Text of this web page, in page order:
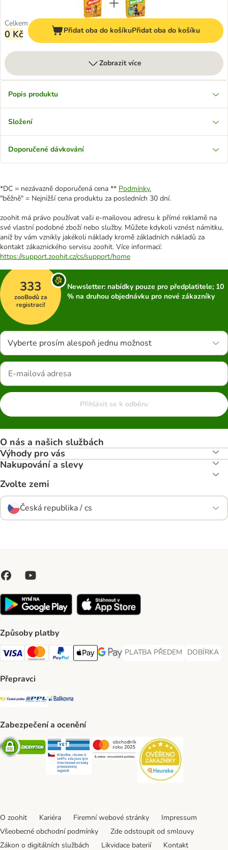
Celkem
0 Kč Přidat oba do košíkuPřidat oba do košíku
Zobrazit více
Popis produktu
Složení
Doporučené dávkování
*DC = nezávazně doporučená cena ** Podmínky.
"běžně" = Nejnižší cena produktu za posledních 30 dní.
zoohit má právo používat vaši e-mailovou adresu k přímé reklamě na
své vlastní podobné zboží nebo služby. Můžete kdykoli vznést námitku,
aniž by vám vznikly jakékoli náklady kromě základních nákladů za
kontakt zákaznického servisu zoohit. Více informací:
https://support.zoohit.cz/cs/support/home
333
zooBodů za
registraci!
Newsletter: nabídky pouze pro předplatitele; 10
% na druhou objednávku pro nové zákazníky
Vyberte prosím alespoň jednu možnost
Přihlásit se k odběru
O nás a našich službách
Výhody pro vás
Nakupování a slevy
Zvolte zemi
Česká republika / cs
Způsoby platby
Visa Payment Method
Mastercard Payment Method
PayPal Payment Method
Apple pay Payment Method
GooglePay Payment Method
PLATBA PŘEDEM
PLATBA PŘEDEM Payment
DOBÍRKA
DOBÍRKA
Přepravci
Česká pošta Shipping Method
PPL Shipping Method
Balíkovna Shipping Method
Zabezpečení a ocenění
Security Security Security
O zoohit Kariéra Firemní webové stránky
Impressum
Všeobecné obchodní podmínky
Zde odstoupit od smlouvy
Zákon o digitálních službách
Likvidace baterií Kontakt